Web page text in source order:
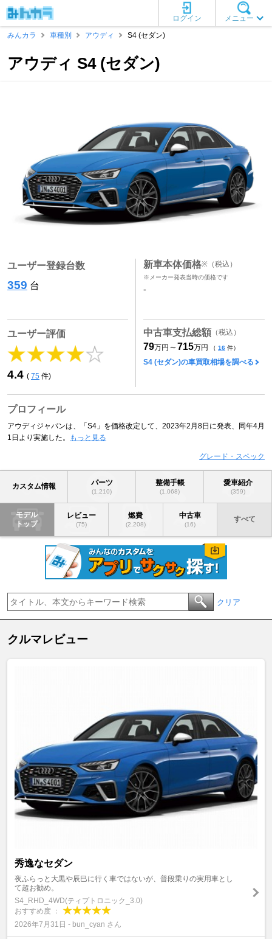
メニュー
ログイン
みんカラ
車種別 アウディ S4 (セダン)
アウディ S4 (セダン)
ユーザー登録台数
359 台
ユーザー評価
4.4 ( 75 件)
新車本体価格※ （税込）
※メーカー発表当時の価格です
-
中古車支払総額 （税込）
79万円 ～715万円 （ 16 件）
S4 (セダン)の車買取相場を調べる
プロフィール
アウディジャパンは、「S4」を価格改定して、2023年2月8日に発表、同年4月
1日より実施した。
もっと見る
グレード・スペック
カスタム情報 パーツ
(1,210)
整備手帳
(1,068)
愛車紹介
(359)
モデル
トップ
レビュー
(75)
燃費
(2,208)
中古車
(16)
すべて
クリア
クルマレビュー
秀逸なセダン
夜ふらっと大黒や辰巳に行く車ではないが、普段乗りの実用車とし
て超お勧め。
S4_RHD_4WD(ティプトロニック_3.0)
おすすめ度 ：
2026年7月31日 - bun_cyan さん